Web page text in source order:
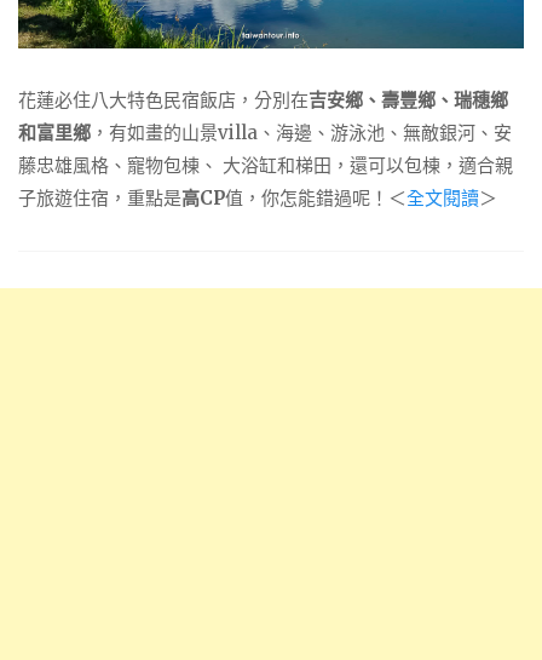
花蓮必住八大特色民宿飯店，分別在吉安鄉、壽豐鄉、瑞穗鄉
和富里鄉 ，有如畫的山景villa、海邊、游泳池、無敵銀河、安
藤忠雄風格、寵物包棟、 大浴缸和梯田，還可以包棟，適合親
子旅遊住宿，重點是高CP值，你怎能錯過呢！＜全文閱讀＞